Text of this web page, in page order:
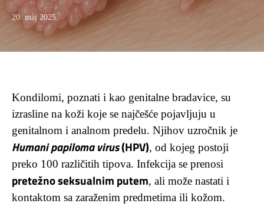
20. maj 2025.
Kondilomi, poznati i kao genitalne bradavice, su
izrasline na koži koje se najčešće pojavljuju u
genitalnom i analnom predelu. Njihov uzročnik je
Humani papiloma virus(HPV), od kojeg postoji
preko 100 različitih tipova. Infekcija se prenosi
pretežno seksualnim putem, ali može nastati i
kontaktom sa zaraženim predmetima ili kožom.